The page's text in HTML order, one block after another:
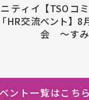
ティイ
HR交流
【TSOコ
ベント】8
会 ～すみ
ント一覧はこちら